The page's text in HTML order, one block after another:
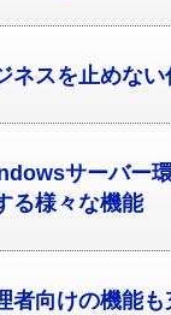
ネスを止めな
サーバー
る様々な機能
者向けの機能も